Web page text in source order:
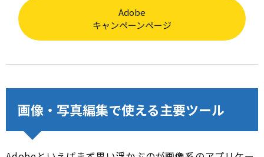
Adobe
キャンペーンページ
画像・写真編集で使える主要ツール